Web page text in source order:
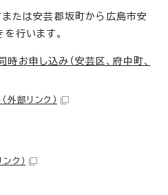
たは安芸郡坂町から広島市安
行います。
お申し込み（安芸区、府中町、
（外部リンク）
ンク）